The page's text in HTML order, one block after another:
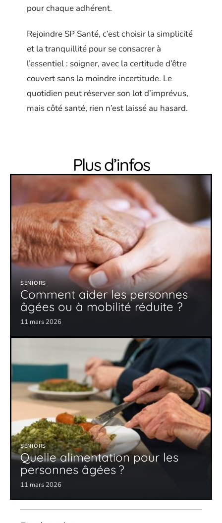
pour chaque adhérent.
Rejoindre SP Santé, c’est choisir la simplicité
et la tranquillité pour se consacrer à
l’essentiel : soigner, avec la certitude d’être
couvert sans la moindre incertitude. Le
quotidien peut réserver son lot d’imprévus,
mais côté santé, rien n’est laissé au hasard.
Plus d’infos
SENIORS
Comment aider les personnes
âgées ou à mobilité réduite ?
11 mars 2026
SENIORS
Quelle alimentation pour les
personnes âgées ?
11 mars 2026